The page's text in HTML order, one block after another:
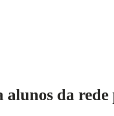
alunos da